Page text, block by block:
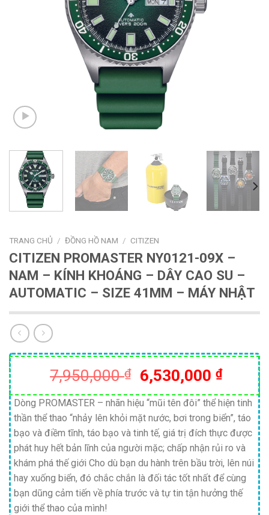
TRANG CHỦ / ĐỒNG HỒ NAM / CITIZEN
CITIZEN PROMASTER NY0121-09X –
NAM – KÍNH KHOÁNG – DÂY CAO SU –
AUTOMATIC – SIZE 41MM – MÁY NHẬT
7,950,000₫
Giá
gốc
là:
7,950,000 ₫.
6,530,000 ₫Giá
hiện
tại
là:
Dòng PROMASTER – nhãn hiệu “mũi tên đôi” thể hiện tinh
thần thể thao “nhảy lên khỏi mặt nước, bơi trong biển”, táo
bạo và điềm tĩnh, táo bạo và tinh tế, giá trị đích thực được
phát huy hết bản lĩnh của người mặc; chấp nhận rủi ro và
khám phá thế giới Cho dù bạn du hành trên bầu trời, lên núi
hay xuống biển, đó chắc chắn là đối tác tốt nhất để cùng
bạn dũng cảm tiến về phía trước và tự tin tận hưởng thế
giới thể thao của mình!